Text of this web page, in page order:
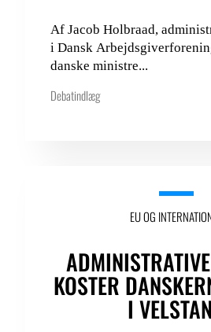
Af Jacob Holbraad,
i Dansk
danske ministre...
Debatindlæg
EU OG
KOSTER
I